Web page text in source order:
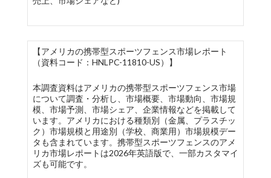
【アメリカの携帯型スポーツフェンス市場レポート
（資料コード：HNLPC-11810-US）】
本調査資料はアメリカの携帯型スポーツフェンス市場
について調査・分析し、市場概要、市場動向、市場規
模、市場予測、市場シェア、企業情報などを掲載して
います。アメリカにおける種類別（金属、プラスチッ
ク）市場規模と用途別（学校、商業用）市場規模デー
タも含まれています。携帯型スポーツフェンスのアメ
リカ市場レポートは2026年英語版で、一部カスタマイ
ズも可能です。